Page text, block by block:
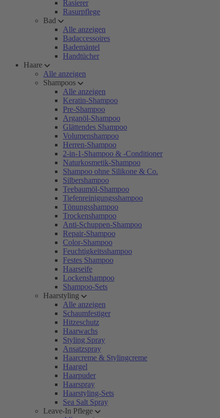
Rasierer
Rasurpflege
Bad
Alle anzeigen
Badaccessoires
Bademäntel
Handtücher
Haare
Alle anzeigen
Shampoos
Alle anzeigen
Keratin-Shampoo
Pre-Shampoo
Arganöl-Shampoo
Glättendes Shampoo
Volumenshampoo
Herren-Shampoo
2-in-1-Shampoo & -Conditioner
Naturkosmetik-Shampoo
Shampoo ohne Silikone & Co.
Silbershampoo
Teebaumöl-Shampoo
Tiefenreinigungsshampoo
Tönungsshampoo
Trockenshampoo
Anti-Schuppen-Shampoo
Repair-Shampoo
Color-Shampoo
Feuchtigkeitsshampoo
Festes Shampoo
Haarseife
Lockenshampoo
Shampoo-Sets
Haarstyling
Alle anzeigen
Schaumfestiger
Hitzeschutz
Haarwachs
Styling Spray
Ansatzspray
Haarcreme & Stylingcreme
Haargel
Haarpuder
Haarspray
Haarstyling-Sets
Sea Salt Spray
Leave-In Pflege